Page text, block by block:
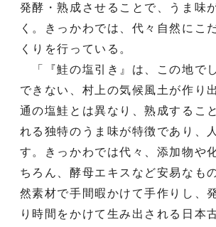
発酵・熟成させることで、うま味
く。きっかわでは、代々自然にこ
くりを行っている。
「『鮭の塩引き』は、この地で
できない、村上の気候風土が作り
通の塩鮭とは異なり、熟成するこ
れる独特のうま味が特徴であり、
す。きっかわでは代々、添加物や
ちろん、酵母エキスなど安易なも
然素材で手間暇かけて手作りし、
り時間をかけて生み出される日本